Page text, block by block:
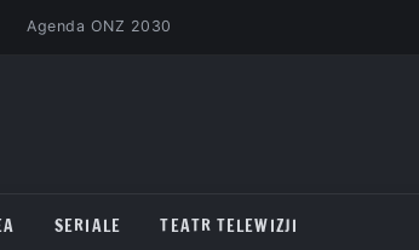
Agenda ONZ 2030
SERIALE TEATR TELEWIZJI